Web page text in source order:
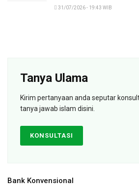
31/07/2026 - 19:43 WIB
Tanya Ulama
Kirim pertanyaan anda seputar
tanya jawab islam disini.
KONSULTASI
Bank Konvensional